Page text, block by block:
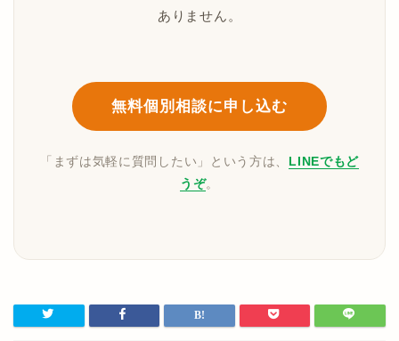
ありません。
無料個別相談に申し込む
「まずは気軽に質問したい」という方は、 LINEでもど
うぞ。